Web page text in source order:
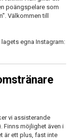
poängspelare som
Välkommen till
egna Instagram:
vi assisterande
Finns möjlighet även i
är ett plus, fast inte